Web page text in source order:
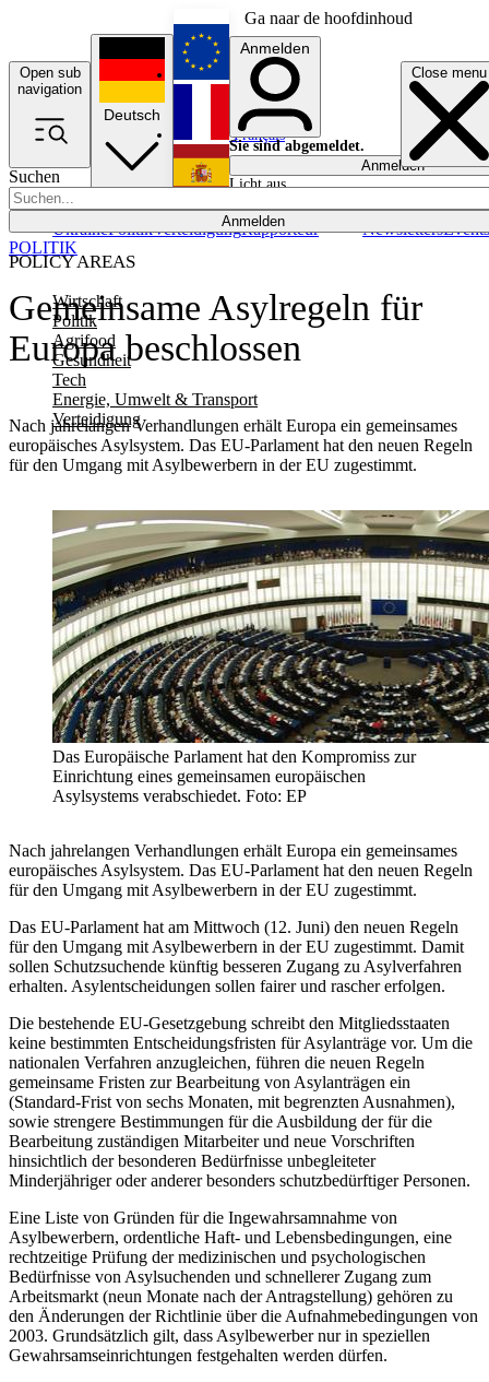
Ga naar de hoofdinhoud
Open sub
navigation
Close menu
Suchen
Anmelden
POLICY AREAS
Wirtschaft
Politik
Agrifood
Gesundheit
Tech
Energie, Umwelt & Transport
Verteidigung
UkrainePolitikVerteidigungRapporteur NewslettersEvents
Deutsch
English
Français
Anmelden
Sie sind abgemeldet.
Anmelden
Licht aus
Gemeinsame Asylregeln für
Europa beschlossen
Nach jahrelangen Verhandlungen erhält Europa ein gemeinsames
europäisches Asylsystem. Das EU-Parlament hat den neuen Regeln
für den Umgang mit Asylbewerbern in der EU zugestimmt.
POLITIK
Das Europäische Parlament hat den Kompromiss zur
Einrichtung eines gemeinsamen europäischen
Asylsystems verabschiedet. Foto: EP
Nach jahrelangen Verhandlungen erhält Europa ein gemeinsames
europäisches Asylsystem. Das EU-Parlament hat den neuen Regeln
für den Umgang mit Asylbewerbern in der EU zugestimmt.
Das EU-Parlament hat am Mittwoch (12. Juni) den neuen Regeln
für den Umgang mit Asylbewerbern in der EU zugestimmt. Damit
sollen Schutzsuchende künftig besseren Zugang zu Asylverfahren
erhalten. Asylentscheidungen sollen fairer und rascher erfolgen.
Die bestehende EU-Gesetzgebung schreibt den Mitgliedsstaaten
keine bestimmten Entscheidungsfristen für Asylanträge vor. Um die
nationalen Verfahren anzugleichen, führen die neuen Regeln
gemeinsame Fristen zur Bearbeitung von Asylanträgen ein
(Standard-Frist von sechs Monaten, mit begrenzten Ausnahmen),
sowie strengere Bestimmungen für die Ausbildung der für die
Bearbeitung zuständigen Mitarbeiter und neue Vorschriften
hinsichtlich der besonderen Bedürfnisse unbegleiteter
Minderjähriger oder anderer besonders schutzbedürftiger Personen.
Eine Liste von Gründen für die Ingewahrsamnahme von
Asylbewerbern, ordentliche Haft- und Lebensbedingungen, eine
rechtzeitige Prüfung der medizinischen und psychologischen
Bedürfnisse von Asylsuchenden und schnellerer Zugang zum
Arbeitsmarkt (neun Monate nach der Antragstellung) gehören zu
den Änderungen der Richtlinie über die Aufnahmebedingungen von
2003. Grundsätzlich gilt, dass Asylbewerber nur in speziellen
Gewahrsamseinrichtungen festgehalten werden dürfen.